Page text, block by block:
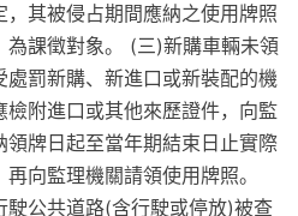
其被侵占期間應納之使用牌照
為課徵對象。 (三)新購車輛未領
罰新購、新進口或新裝配的機
附進口或其他來歷證件，向監
牌日起至當年期結束日止實際
向監理機關請領使用牌照。
駛公共道路(含行駛或停放)被查